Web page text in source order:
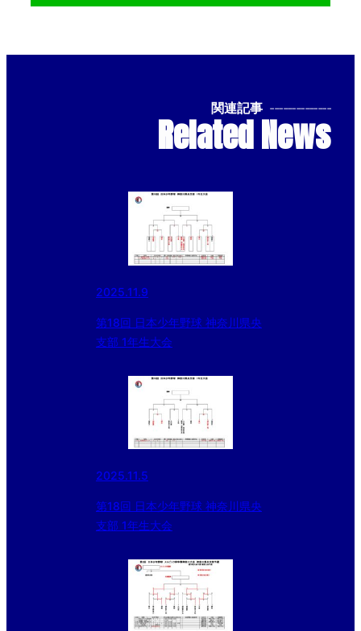
関連記事 --------------
Related News
2025.11.9
第18回 日本少年野球 神奈川県央
支部 1年生大会
2025.11.5
第18回 日本少年野球 神奈川県央
支部 1年生大会